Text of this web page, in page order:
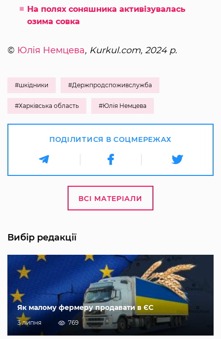
На полях соняшника активізувалась
озима совка
© Юлія Немцева, Kurkul.com, 2024 р.
#шкідники #Держпродспоживслужба
#Харківська область #Юлія Немцева
ПОДІЛИТИСЯ В СОЦМЕРЕЖАХ
ВСІ МАТЕРІАЛИ
Вибір редакції
Як малому фермеру продавати в ЄС
3 липня 769